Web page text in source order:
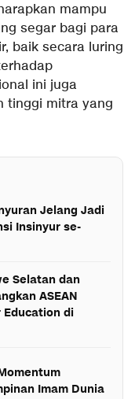
mampu
segar bagi para
baik secara luring
ini juga
tinggi mitra yang
Jelang Jadi
Insinyur se-
Selatan dan
ASEAN
Education di
Imam Dunia